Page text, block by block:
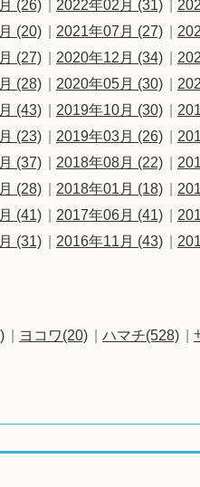
(26) 2022年02月 (31)
(20) 2021年07月 (27)
(27) 2020年12月 (34)
(28) 2020年05月 (30)
(43) 2019年10月 (30)
(23) 2019年03月 (26)
(37) 2018年08月 (22)
(28) 2018年01月 (18)
(41) 2017年06月 (41)
(31) 2016年11月 (43)
ヨコワ(20) ハマチ(528)